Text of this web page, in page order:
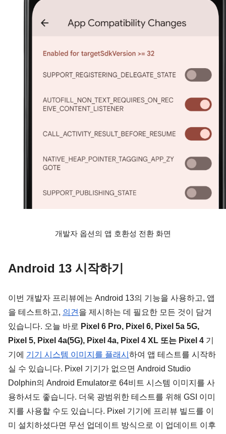
개발자 옵션의 앱 호환성 전환 화면
Android 13 시작하기
이번 개발자 프리뷰에는 Android 13의 기능을 사용하고, 앱
을 테스트하고, 의견 을 제시하는 데 필요한 모든 것이 담겨
있습니다. 오늘 바로 Pixel 6 Pro, Pixel 6, Pixel 5a 5G,
Pixel 5, Pixel 4a(5G), Pixel 4a, Pixel 4 XL 또는 Pixel 4 기
기에 기기 시스템 이미지를 플래시 하여 앱 테스트를 시작하
실 수 있습니다. Pixel 기기가 없으면 Android Studio
Dolphin의 Android Emulator로 64비트 시스템 이미지를 사
용하셔도 좋습니다. 더욱 광범위한 테스트를 위해 GSI 이미
지를 사용할 수도 있습니다. Pixel 기기에 프리뷰 빌드를 이
미 설치하셨다면 무선 업데이트 방식으로 이 업데이트 이후